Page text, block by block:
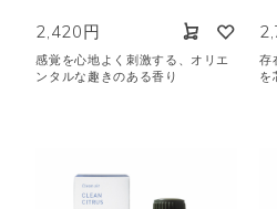
2,420円
感覚を心地よく刺激する、オリエ
ンタルな趣きのある香り
存
を